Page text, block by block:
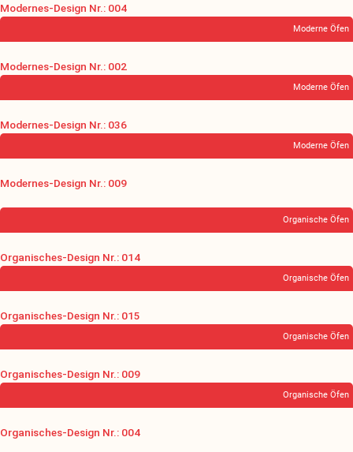
Modernes-Design Nr.: 004
Moderne Öfen
Modernes-Design Nr.: 002
Moderne Öfen
Modernes-Design Nr.: 036
Moderne Öfen
Modernes-Design Nr.: 009
Organische Öfen
Organisches-Design Nr.: 014
Organische Öfen
Organisches-Design Nr.: 015
Organische Öfen
Organisches-Design Nr.: 009
Organische Öfen
Organisches-Design Nr.: 004